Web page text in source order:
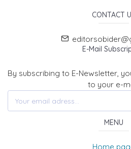
CONTACT
E-Mail
By subscribing to E-Newsletter,
to your e-
MENU
Home